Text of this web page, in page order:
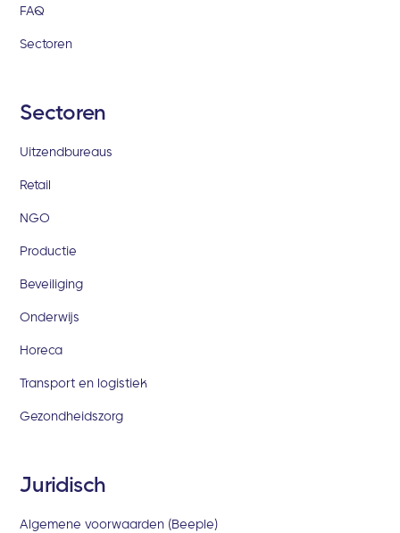
FAQ
Sectoren
Sectoren
Uitzendbureaus
Retail
NGO
Productie
Beveiliging
Onderwijs
Horeca
Transport en logistiek
Gezondheidszorg
Juridisch
Algemene voorwaarden (Beeple)